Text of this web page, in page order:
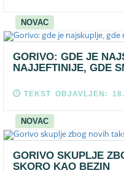
NOVAC
GORIVO: GDE JE
NAJJEFTINIJE, GDE
TEKST OBJAVLJEN:
NOVAC
GORIVO SKUPLJE
SKORO KAO BEZIN